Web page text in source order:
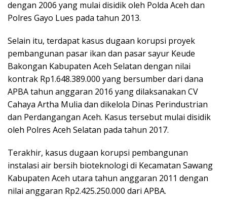
dengan 2006 yang mulai disidik oleh Polda Aceh dan
Polres Gayo Lues pada tahun 2013.
Selain itu, terdapat kasus dugaan korupsi proyek
pembangunan pasar ikan dan pasar sayur Keude
Bakongan Kabupaten Aceh Selatan dengan nilai
kontrak Rp1.648.389.000 yang bersumber dari dana
APBA tahun anggaran 2016 yang dilaksanakan CV
Cahaya Artha Mulia dan dikelola Dinas Perindustrian
dan Perdangangan Aceh. Kasus tersebut mulai disidik
oleh Polres Aceh Selatan pada tahun 2017.
Terakhir, kasus dugaan korupsi pembangunan
instalasi air bersih bioteknologi di Kecamatan Sawang
Kabupaten Aceh utara tahun anggaran 2011 dengan
nilai anggaran Rp2.425.250.000 dari APBA.